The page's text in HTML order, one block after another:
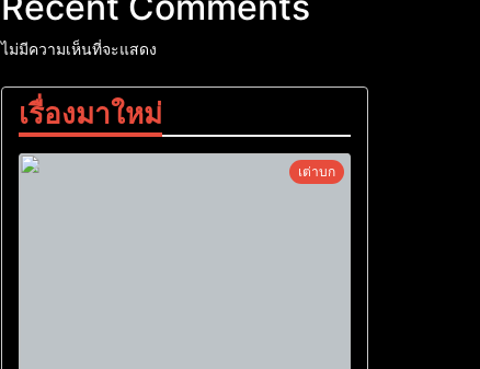
ไม่มีความเห็นที่จะแสดง
เรื่องมาใหม่
เต่าบก